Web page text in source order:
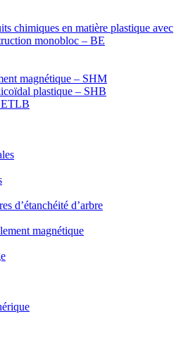
chimiques en matière plastique avec
monobloc – BE
magnétique – SHM
plastique – SHB
ETLB
d’étanchéité d’arbre
magnétique